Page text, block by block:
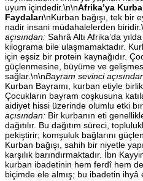
uyum içindedir.\n\nAfrika’ya
Faydaları\nKurban bağışı, tek bir
nadir insani müdahalelerden
açısından: Sahrâ Altı Afrika’da
kilograma bile ulaşmamaktadır.
için eşsiz bir protein kaynağıdır.
güçlenmesine, büyüme ve
sağlar.\n\nBayram sevinci
Kurban Bayramı, kurban etiyle
Çocukların bayram coşkusuna
aidiyet hissi üzerinde olumlu etki
açısından: Bir kurbanın eti
dağıtılır. Bu dağıtım süreci,
pekiştirir; komşuluk bağlarını
Kurban bağışı, sahih bir niyetle
karşılık barındırmaktadır. İbn
kurban ibadetinin hem ferdî hem
biçimde ele almış; bu ibadetin